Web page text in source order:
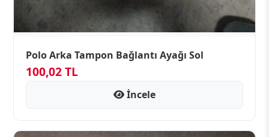
Polo Arka Tampon Bağlantı Ayağı Sol
100,02 TL
İncele